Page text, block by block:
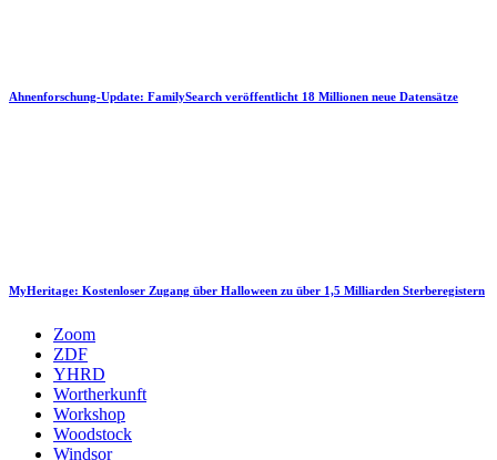
Ahnenforschung-Update: FamilySearch veröffentlicht 18 Millionen neue Datensätze
MyHeritage: Kostenloser Zugang über Halloween zu über 1,5 Milliarden Sterberegistern
Zoom
ZDF
YHRD
Wortherkunft
Workshop
Woodstock
Windsor